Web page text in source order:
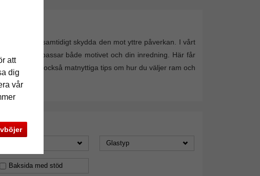
att
dig
vår
sida och samtidigt skydda den mot yttre påverkan. I vårt
ram som passar både motivet och din inredning. Här får
Du får också matnyttiga tips om hur du väljer ram och
Glastyp
Baksida med stöd